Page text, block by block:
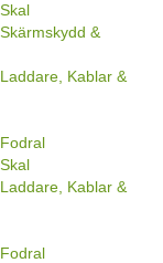
&
Kablar &
Kablar &